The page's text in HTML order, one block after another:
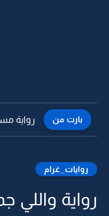
بارت من رواية
روايات_غرام
رواية واللي